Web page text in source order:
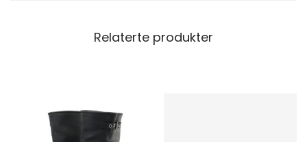
Relaterte produkter